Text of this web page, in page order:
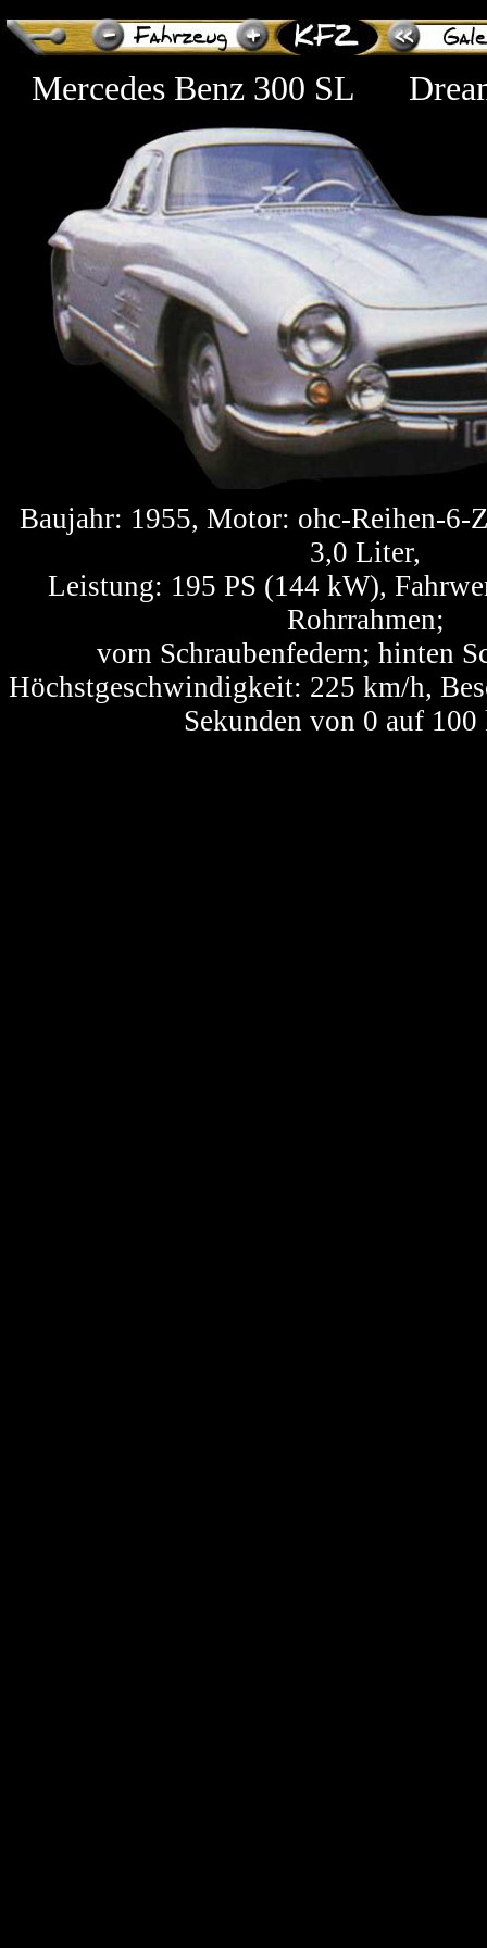
Mercedes Benz 300 SL
Baujahr: 1955, Motor: ohc-Reihen-6-
3,0 Liter,
Leistung: 195 PS (144 kW),
Rohrrahmen;
vorn Schraubenfedern; hinten
Höchstgeschwindigkeit: 225 km/h,
Sekunden von 0 auf